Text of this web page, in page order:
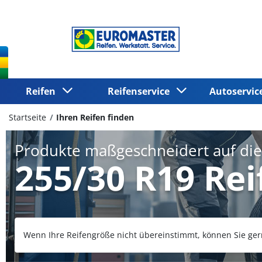
Reifen Reifenservice
Startseite Ihren Reifen finden
Produkte maßgeschneidert auf
255/30 R19
Wenn Ihre Reifengröße nicht übereinstimmt, können Sie